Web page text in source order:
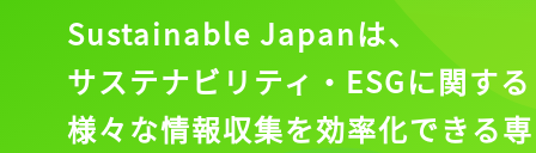
Sustainable Japanは、
サステナビリティ・ESGに関する
様々な情報収集を効率化できる